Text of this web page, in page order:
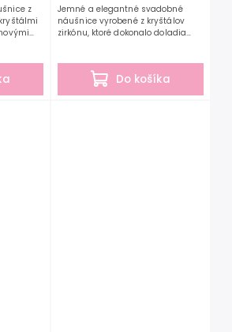
z
Do košíka
Jemné a elegantné svadobné
náušnice vyrobené z kryštálov
zirkónu, ktoré dokonalo doladia
kolekcie...